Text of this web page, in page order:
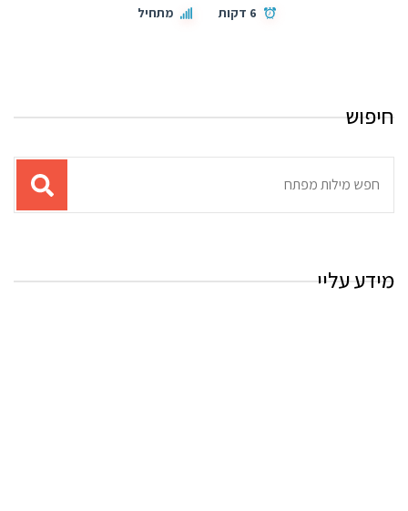
6 דקות מתחיל
חיפוש
מידע עליי